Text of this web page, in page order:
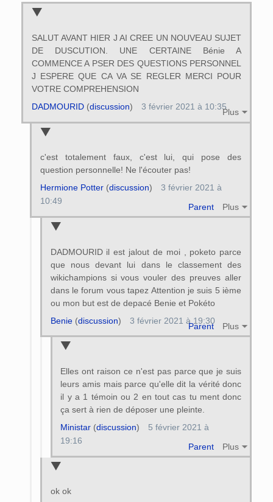
SALUT AVANT HIER J AI CREE UN NOUVEAU SUJET
DE DUSCUTION. UNE CERTAINE Bénie A
COMMENCE A PSER DES QUESTIONS PERSONNEL
J ESPERE QUE CA VA SE REGLER MERCI POUR
VOTRE COMPREHENSION
Plus
DADMOURID(discussion) 3 février 2021 à 10:35
c'est totalement faux, c'est lui, qui pose des
question personnelle! Ne l'écouter pas!
Parent Plus
Hermione Potter(discussion)
3 février 2021 à
10:49
DADMOURID il est jalout de moi , poketo parce
que nous devant lui dans le classement des
wikichampions si vous vouler des preuves aller
dans le forum vous tapez Attention je suis 5 ième
ou mon but est de depacé Benie et Pokéto
Parent Plus
Benie(discussion) 3 février 2021 à 19:30
Elles ont raison ce n'est pas parce que je suis
leurs amis mais parce qu'elle dit la vérité donc
il y a 1 témoin ou 2 en tout cas tu ment donc
ça sert à rien de déposer une pleinte.
Parent Plus
Ministar (discussion)
5 février 2021 à
19:16
ok ok